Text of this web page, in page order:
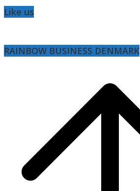
Like us
RAINBOW BUSINESS DENMARK